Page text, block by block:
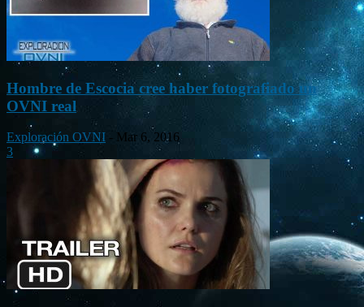
Hombre de Escocia cree haber fotografiado un
OVNI real
Exploración OVNI - Mar 6, 2016
3